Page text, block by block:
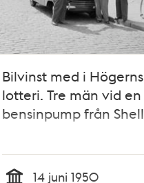
Bilvinst med i Högerns
lotteri. Tre män vid en
bensinpump från Shell
14 juni 1950